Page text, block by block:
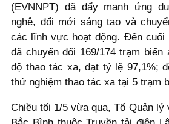
(EVNNPT) đã đẩy mạnh ứng
nghệ, đổi mới sáng tạo và
các lĩnh vực hoạt động. Đến cuối
đã chuyển đổi 169/174 trạm biến
độ thao tác xa, đạt tỷ lệ 97,1%;
thử nghiệm thao tác xa tại 5 trạm
Chiều tối 1/5 vừa qua, Tổ Quản lý